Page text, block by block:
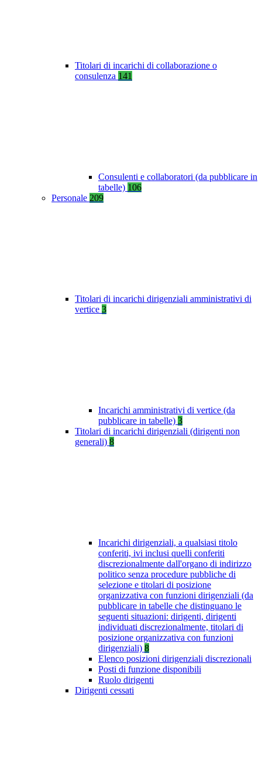
Titolari di incarichi di collaborazione o
consulenza 141
Consulenti e collaboratori (da pubblicare in
tabelle) 106
Personale 209
Titolari di incarichi dirigenziali amministrativi di
vertice 3
Incarichi amministrativi di vertice (da
pubblicare in tabelle) 3
Titolari di incarichi dirigenziali (dirigenti non
generali) 8
Incarichi dirigenziali, a qualsiasi titolo
conferiti, ivi inclusi quelli conferiti
discrezionalmente dall'organo di indirizzo
politico senza procedure pubbliche di
selezione e titolari di posizione
organizzativa con funzioni dirigenziali (da
pubblicare in tabelle che distinguano le
seguenti situazioni: dirigenti, dirigenti
individuati discrezionalmente, titolari di
posizione organizzativa con funzioni
dirigenziali) 8
Elenco posizioni dirigenziali discrezionali
Posti di funzione disponibili
Ruolo dirigenti
Dirigenti cessati